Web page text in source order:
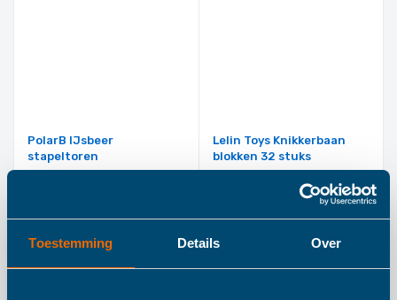
Toestemming Details Over
PolarB IJsbeer
stapeltoren
IN WINKELWAGEN
Lelin Toys Knikkerbaan
blokken 32 stuks
IN WINKELWAGEN